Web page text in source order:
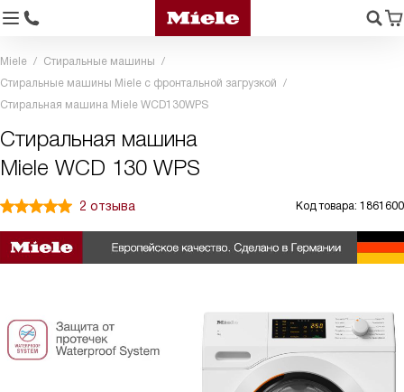
Miele
Стиральные машины
Стиральные машины Miele с фронтальной загрузкой
Стиральная машина Miele WCD130WPS
Стиральная машина
Miele WCD 130 WPS
2 отзыва Код товара: 1861600